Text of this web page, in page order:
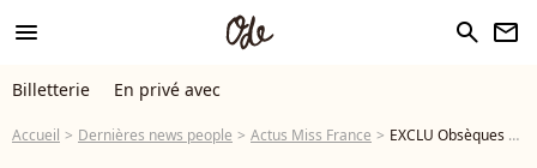
menu search newsletter
Billetterie En privé avec
Accueil Dernières news people Actus Miss France EXCLU Obsèques de Geneviève de Fontenay : une totale intimité et une dernière volonté très précise